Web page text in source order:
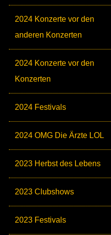
2024 Konzerte vor den
anderen Konzerten
2024 Konzerte vor den
Konzerten
2024 Festivals
2024 OMG Die Ärzte LOL
2023 Herbst des Lebens
2023 Clubshows
2023 Festivals